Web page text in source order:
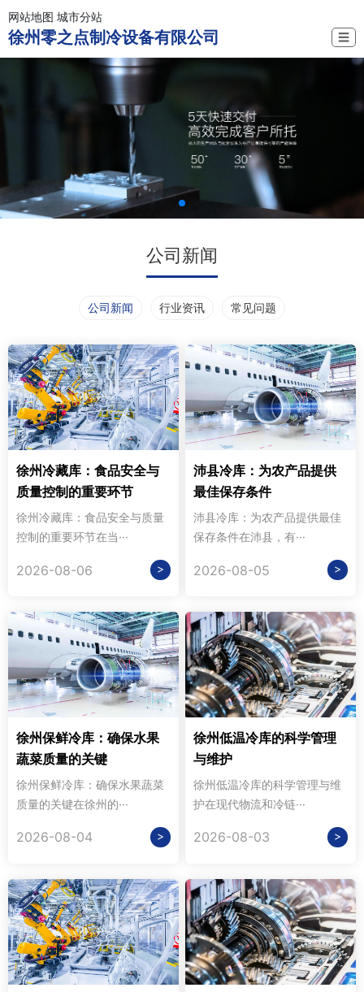
网站地图 城市分站
徐州零之点制冷设备有限公司 ☰
公司新闻
公司新闻 行业资讯 常见问题
徐州冷藏库：食品安全与
质量控制的重要环节
徐州冷藏库：食品安全与质量
控制的重要环节在当···
2026-08-06 >
沛县冷库：为农产品提供
最佳保存条件
沛县冷库：为农产品提供最佳
保存条件在沛县，有···
2026-08-05 >
徐州保鲜冷库：确保水果
蔬菜质量的关键
徐州保鲜冷库：确保水果蔬菜
质量的关键在徐州的···
2026-08-04 >
徐州低温冷库的科学管理
与维护
徐州低温冷库的科学管理与维
护在现代物流和冷链···
2026-08-03 >